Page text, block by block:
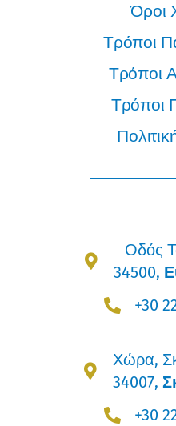
Όροι
Τρόποι
Τρόποι
Τρόποι
Οδός
34500,
+30
Χώρα,
34007,
+30